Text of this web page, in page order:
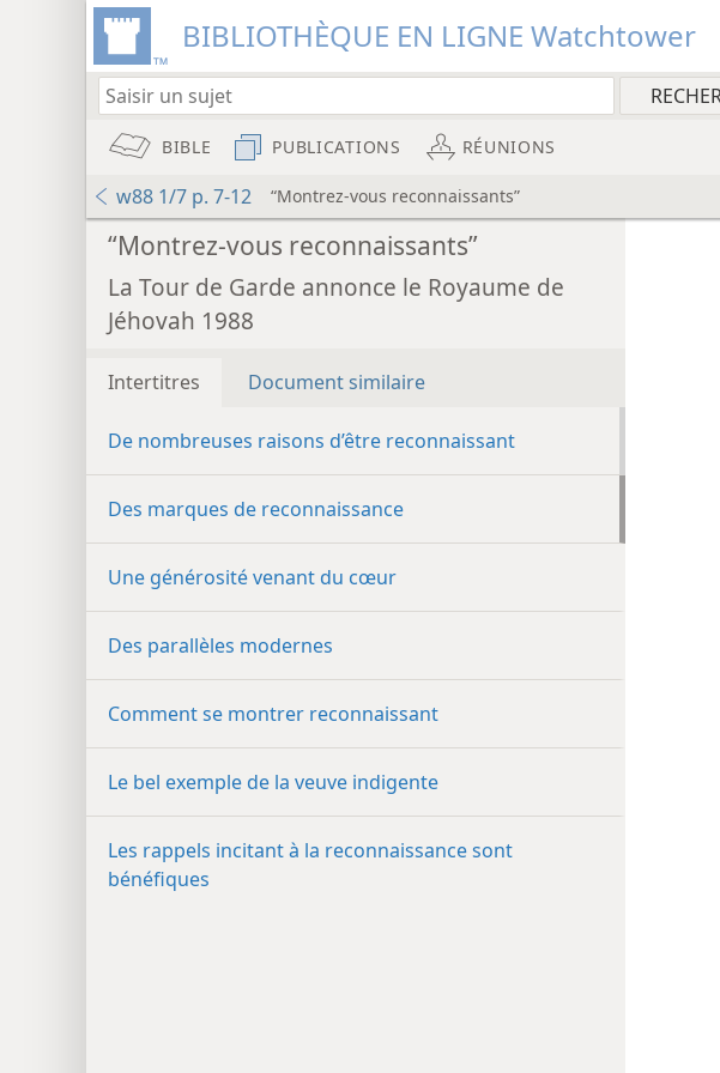
BIBLIOTHÈQUE EN LIGNE Watchtower
BIBLE PUBLICATIONS RÉUNIONS
w88 1/7 p. 7-12 “Montrez-vous reconnaissants”
“Montrez-vous reconnaissants”
La Tour de Garde annonce le Royaume de
Jéhovah 1988
Intertitres Document similaire
De nombreuses raisons d’être reconnaissant
Des marques de reconnaissance
Une générosité venant du cœur
Des parallèles modernes
Comment se montrer reconnaissant
Le bel exemple de la veuve indigente
Les rappels incitant à la reconnaissance sont
bénéfiques